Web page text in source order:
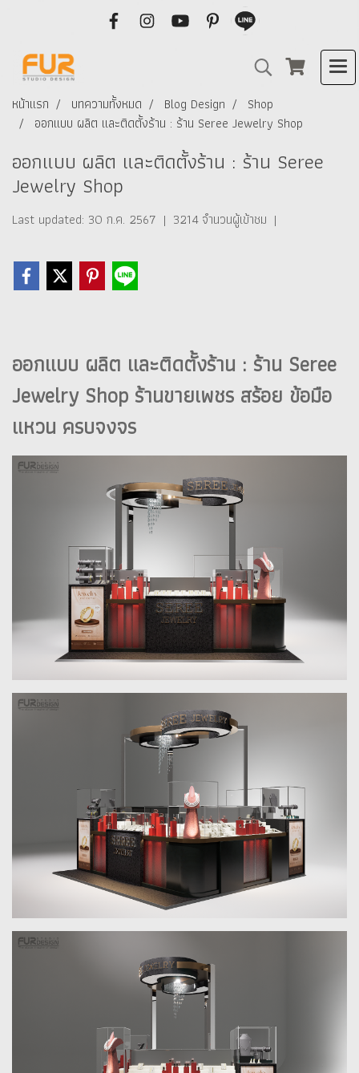
หน้าแรก บทความทั้งหมด Blog Design
Shop
ออกแบบ ผลิต และติดตั้งร้าน : ร้าน Seree Jewelry Shop
ออกแบบ ผลิต และติดตั้งร้าน : ร้าน Seree
Jewelry Shop
Last updated: 30 ก.ค. 2567 | 3214 จำนวนผู้เข้าชม |
ออกแบบ ผลิต และติดตั้งร้าน : ร้าน Seree
Jewelry Shop ร้านขายเพชร สร้อย ข้อมือ
แหวน ครบจงจร